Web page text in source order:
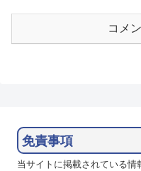
コメ
免責事項
当サイトに掲載されている